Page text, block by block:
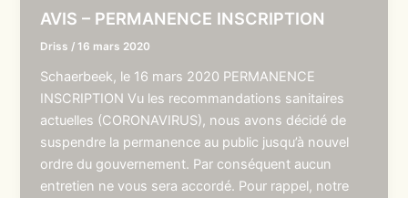
AVIS – PERMANENCE INSCRIPTION
Driss /16 mars 2020
Schaerbeek, le 16 mars 2020 PERMANENCE
INSCRIPTION Vu les recommandations sanitaires
actuelles (CORONAVIRUS), nous avons décidé de
suspendre la permanence au public jusqu’à nouvel
ordre du gouvernement. Par conséquent aucun
entretien ne vous sera accordé. Pour rappel, notre